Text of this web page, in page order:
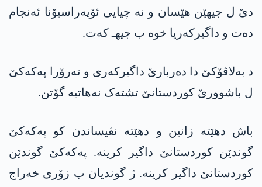
دێ ل جیهێن ھێسان و نە چیایی ئۆپەراسیۆنا ئەنجام
دەت و داگیرکەریا خوە ب جیهـ کەت.
د بەلاڤۆکێ دا دەربارێ داگیرکەری و تەرۆرا پەکەکێ
ل باشوورێ کوردستانێ تشتەک نەھاتیە گۆتن.
باش دهێتە زانین و دهێتە نڤیساندن کو پەکەکێ
گوندێن کوردستانێ داگیر کرینە. پەکەکێ گوندێن
کوردستانێ داگیر کرینە. ژ گوندیان ب زۆری خەراج